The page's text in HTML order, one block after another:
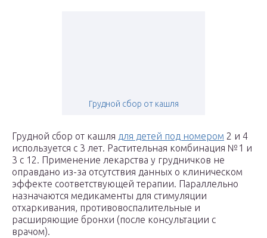
Грудной сбор от кашля
Грудной сбор от кашля для детей под номером 2 и 4
используется с 3 лет. Растительная комбинация №1 и
3 с 12. Применение лекарства у грудничков не
оправдано из-за отсутствия данных о клиническом
эффекте соответствующей терапии. Параллельно
назначаются медикаменты для стимуляции
отхаркивания, противовоспалительные и
расширяющие бронхи (после консультации с
врачом).